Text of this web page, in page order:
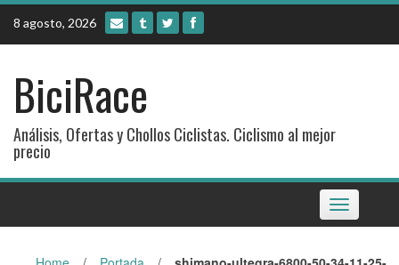
Skip
content
8 agosto, 2026
BiciRace
Análisis, Ofertas y Chollos Ciclistas. Ciclismo al mejor
precio
Toggle
navigation